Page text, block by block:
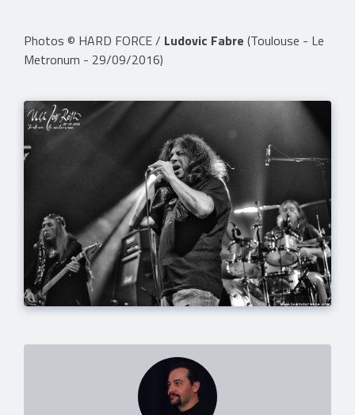
Photos © HARD FORCE / Ludovic Fabre (Toulouse - Le
Metronum - 29/09/2016)